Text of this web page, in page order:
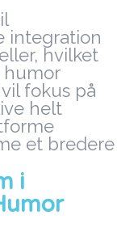
integration
hvilket
humor
fokus på
helt
et bredere
i